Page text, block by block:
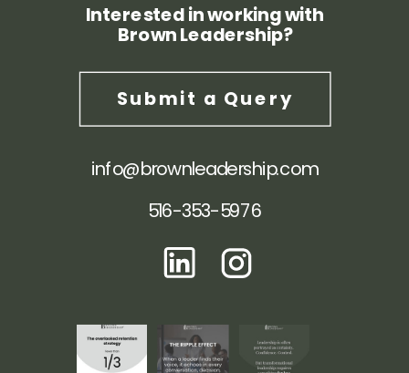
Interested in working with
Brown Leadership?
Submit a Query
info@brownleadership.com
516-353-5976